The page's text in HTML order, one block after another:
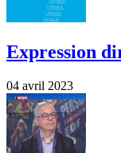
Expression
04 avril 2023